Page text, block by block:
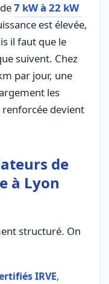
7 kW à 22 kW
est élevée,
il faut que le
suivent. Chez
par jour, une
les
renforcée devient
de
à Lyon
structuré. On
IRVE,